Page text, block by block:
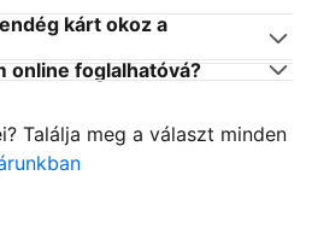
kárt okoz a
online foglalhatóvá?
Találja meg a választ minden